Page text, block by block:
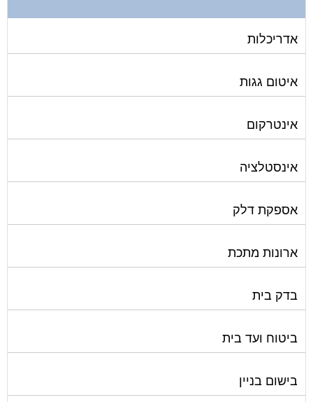
אדריכלות
איטום גגות
אינטרקום
אינסטלציה
אספקת דלק
ארונות מתכת
בדק בית
ביטוח ועד בית
בישום בניין